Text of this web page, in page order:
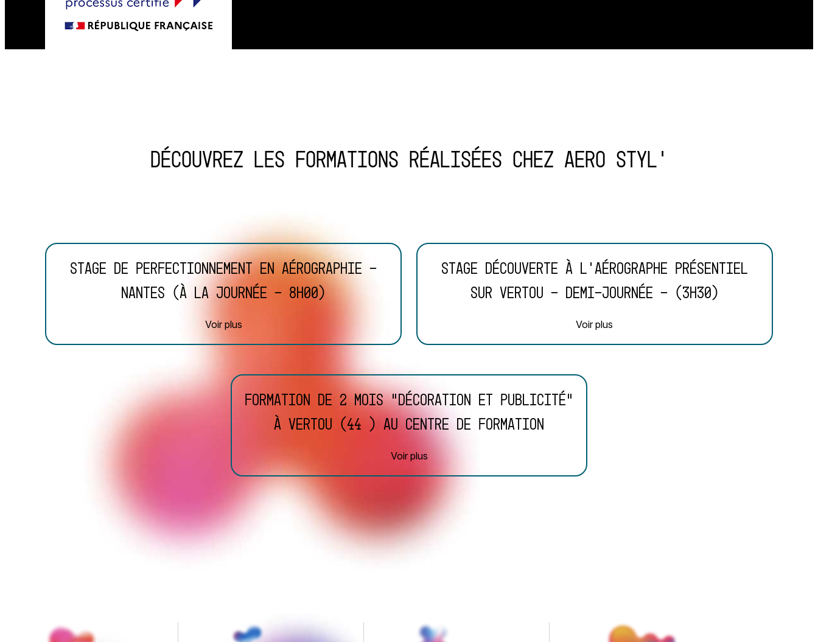
Découvrez les formations réalisées chez AERO STYL'
Stage de perfectionnement en aérographie -
Nantes (à la journée - 8h00)
Voir plus
Stage découverte à l'aérographe présentiel
sur Vertou - demi-journée - (3h30)
Voir plus
Formation de 2 mois "décoration et publicité"
à Vertou (44 ) au centre de formation
Voir plus